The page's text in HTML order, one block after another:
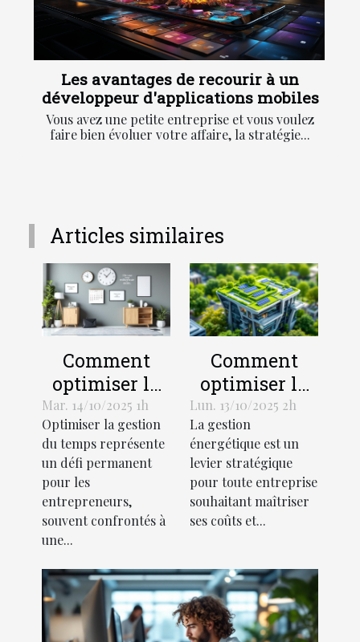
Les avantages de recourir à un
développeur d'applications mobiles
Vous avez une petite entreprise et vous voulez
faire bien évoluer votre affaire, la stratégie...
Articles similaires
Comment
optimiser la
gestion du
temps pour
les
entrepreneurs
?
Mar. 14/10/2025 1h
Optimiser la gestion
du temps représente
un défi permanent
pour les
entrepreneurs,
souvent confrontés à
une...
Comment
optimiser la
gestion
énergétique
dans votre
entreprise ?
Lun. 13/10/2025 2h
La gestion
énergétique est un
levier stratégique
pour toute entreprise
souhaitant maîtriser
ses coûts et...